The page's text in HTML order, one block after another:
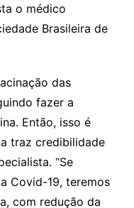
o médico
Brasileira de
das
fazer a
Então, isso é
traz credibilidade
“Se
Covid-19, teremos
com redução da